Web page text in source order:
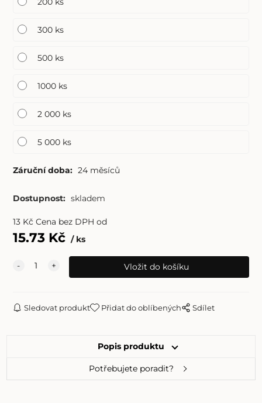
300 ks
500 ks
1000 ks
2 000 ks
5 000 ks
Záruční doba: 24 měsíců
Dostupnost: skladem
13Kč Cena bez DPH od
15.73Kč ks
Sledovat produkt Přidat do oblíbených Sdílet
Popis produktu
Potřebujete poradit?